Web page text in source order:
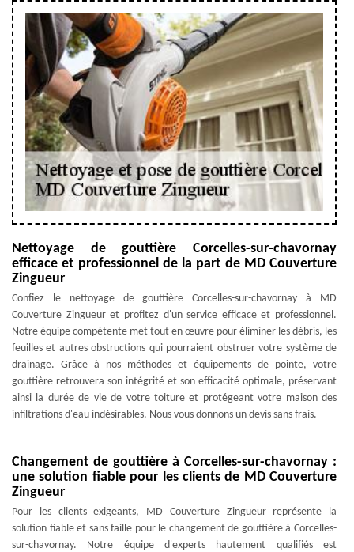
Nettoyage de gouttière Corcelles-sur-chavornay
efficace et professionnel de la part de MD Couverture
Zingueur
Confiez le nettoyage de gouttière Corcelles-sur-chavornay à MD
Couverture Zingueur et profitez d'un service efficace et professionnel.
Notre équipe compétente met tout en œuvre pour éliminer les débris, les
feuilles et autres obstructions qui pourraient obstruer votre système de
drainage. Grâce à nos méthodes et équipements de pointe, votre
gouttière retrouvera son intégrité et son efficacité optimale, préservant
ainsi la durée de vie de votre toiture et protégeant votre maison des
infiltrations d'eau indésirables. Nous vous donnons un devis sans frais.
Changement de gouttière à Corcelles-sur-chavornay :
une solution fiable pour les clients de MD Couverture
Zingueur
Pour les clients exigeants, MD Couverture Zingueur représente la
solution fiable et sans faille pour le changement de gouttière à Corcelles-
sur-chavornay. Notre équipe d'experts hautement qualifiés est